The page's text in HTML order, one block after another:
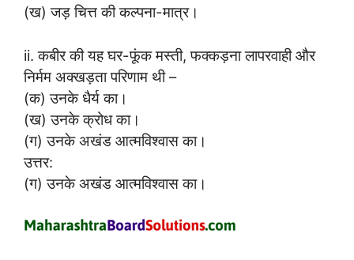
(ख) जड़ चित्त की कल्पना-मात्र।
ii. कबीर की यह घर-फूंक मस्ती, फक्कड़ना लापरवाही और
निर्मम अक्खड़ता परिणाम थी –
(क) उनके धैर्य का।
(ख) उनके क्रोध का।
(ग) उनके अखंड आत्मविश्वास का।
उत्तर:
(ग) उनके अखंड आत्मविश्वास का।